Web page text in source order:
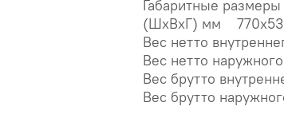
Габаритные
(ШxВxГ) мм
Вес нетто
Вес нетто
Вес брутто
Вес брутто